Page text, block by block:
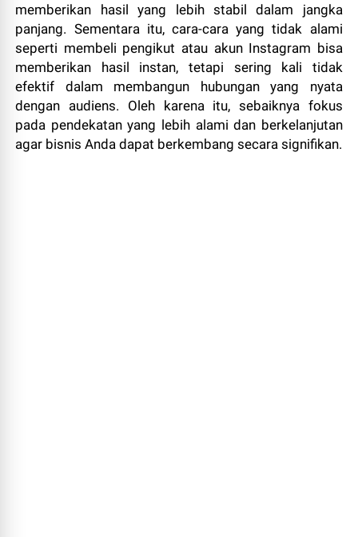
memberikan hasil yang lebih stabil dalam jangka
panjang. Sementara itu, cara-cara yang tidak alami
seperti membeli pengikut atau akun Instagram bisa
memberikan hasil instan, tetapi sering kali tidak
efektif dalam membangun hubungan yang nyata
dengan audiens. Oleh karena itu, sebaiknya fokus
pada pendekatan yang lebih alami dan berkelanjutan
agar bisnis Anda dapat berkembang secara signifikan.